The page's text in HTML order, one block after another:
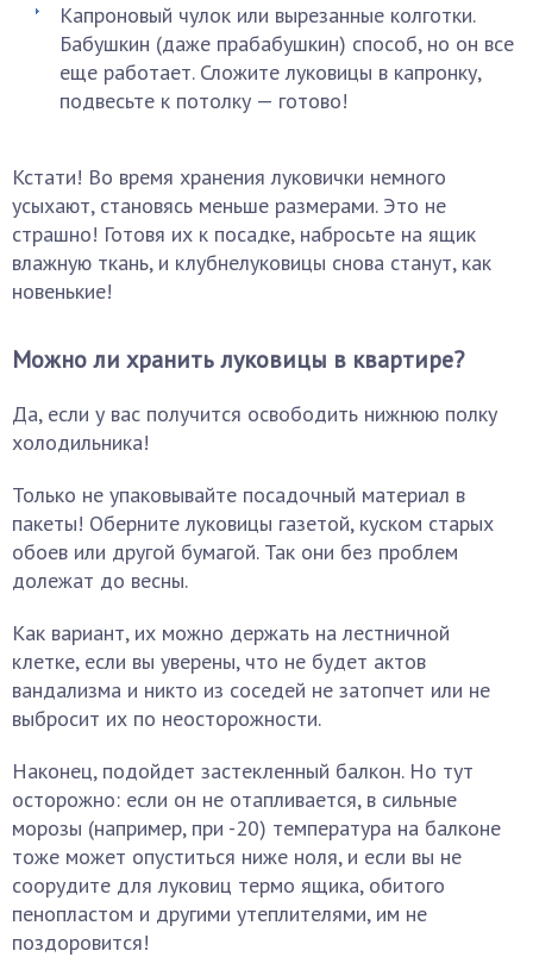
Капроновый чулок или вырезанные колготки.
Бабушкин (даже прабабушкин) способ, но он все
еще работает. Сложите луковицы в капронку,
подвесьте к потолку — готово!
Кстати! Во время хранения луковички немного
усыхают, становясь меньше размерами. Это не
страшно! Готовя их к посадке, набросьте на ящик
влажную ткань, и клубнелуковицы снова станут, как
новенькие!
Можно ли хранить луковицы в квартире?
Да, если у вас получится освободить нижнюю полку
холодильника!
Только не упаковывайте посадочный материал в
пакеты! Оберните луковицы газетой, куском старых
обоев или другой бумагой. Так они без проблем
долежат до весны.
Как вариант, их можно держать на лестничной
клетке, если вы уверены, что не будет актов
вандализма и никто из соседей не затопчет или не
выбросит их по неосторожности.
Наконец, подойдет застекленный балкон. Но тут
осторожно: если он не отапливается, в сильные
морозы (например, при -20) температура на балконе
тоже может опуститься ниже ноля, и если вы не
соорудите для луковиц термо ящика, обитого
пенопластом и другими утеплителями, им не
поздоровится!